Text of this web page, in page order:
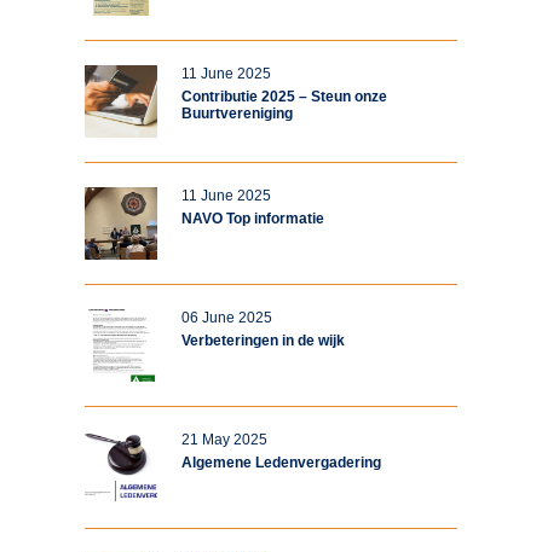
11 June 2025
Contributie 2025 – Steun onze
Buurtvereniging
11 June 2025
NAVO Top informatie
06 June 2025
Verbeteringen in de wijk
21 May 2025
Algemene Ledenvergadering